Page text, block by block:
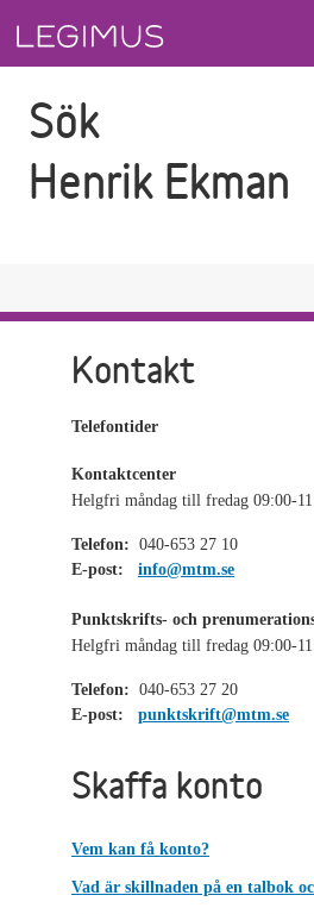
Sök
Henrik Ekman
Kontakt
Telefontider
Kontaktcenter
Helgfri måndag till fredag 09:00-
Telefon: 040-653 27 10
E-post:
info@mtm.se
Punktskrifts- och
Helgfri måndag till fredag 09:00-
Telefon: 040-653 27 20
E-post:
punktskrift@mtm.se
Skaffa konto
Vem kan få konto?
Vad är skillnaden på en talbok